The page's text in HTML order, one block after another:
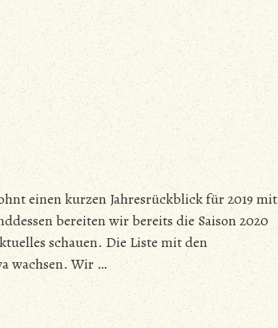
einen kurzen Jahresrückblick für 2019 mit
bereiten wir bereits die Saison 2020
schauen. Die Liste mit den
wachsen. Wir …